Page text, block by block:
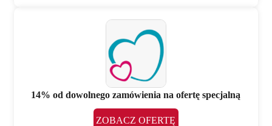
14% od dowolnego zamówienia na ofertę specjalną
ZOBACZ OFERTĘ